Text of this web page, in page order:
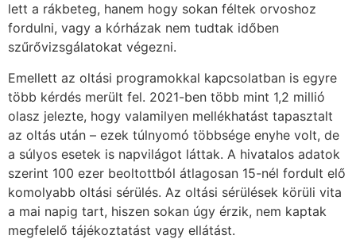
lett a rákbeteg, hanem hogy sokan féltek orvoshoz
fordulni, vagy a kórházak nem tudtak időben
szűrővizsgálatokat végezni.
Emellett az oltási programokkal kapcsolatban is egyre
több kérdés merült fel. 2021-ben több mint 1,2 millió
olasz jelezte, hogy valamilyen mellékhatást tapasztalt
az oltás után – ezek túlnyomó többsége enyhe volt, de
a súlyos esetek is napvilágot láttak. A hivatalos adatok
szerint 100 ezer beoltottból átlagosan 15-nél fordult elő
komolyabb oltási sérülés. Az oltási sérülések körüli vita
a mai napig tart, hiszen sokan úgy érzik, nem kaptak
megfelelő tájékoztatást vagy ellátást.